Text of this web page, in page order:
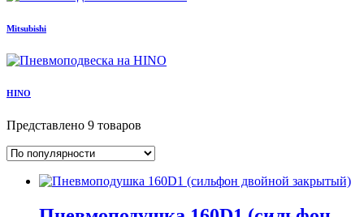
Mitsubishi
HINO
Представлено 9 товаров